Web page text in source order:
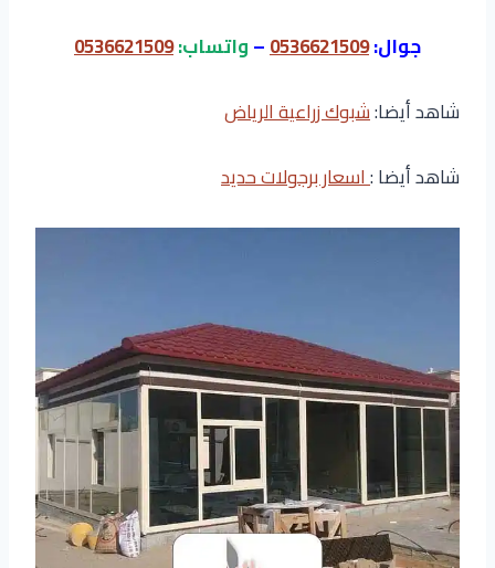
جوال:0536621509
–واتساب:0536621509
شاهد أيضا:شبوك زراعية الرياض
شاهد أيضا :اسعار برجولات حديد